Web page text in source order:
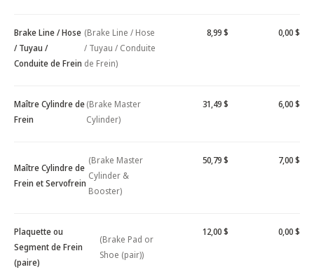
Brake Line / Hose
/ Tuyau /
Conduite de Frein
(Brake Line / Hose
/ Tuyau / Conduite
de Frein)
8,99 $ 0,00 $
Maître Cylindre de
Frein
(Brake Master
Cylinder)
31,49 $ 6,00 $
Maître Cylindre de
Frein et Servofrein
(Brake Master
Cylinder &
Booster)
50,79 $ 7,00 $
Plaquette ou
Segment de Frein
(paire)
(Brake Pad or
Shoe (pair))
12,00 $ 0,00 $